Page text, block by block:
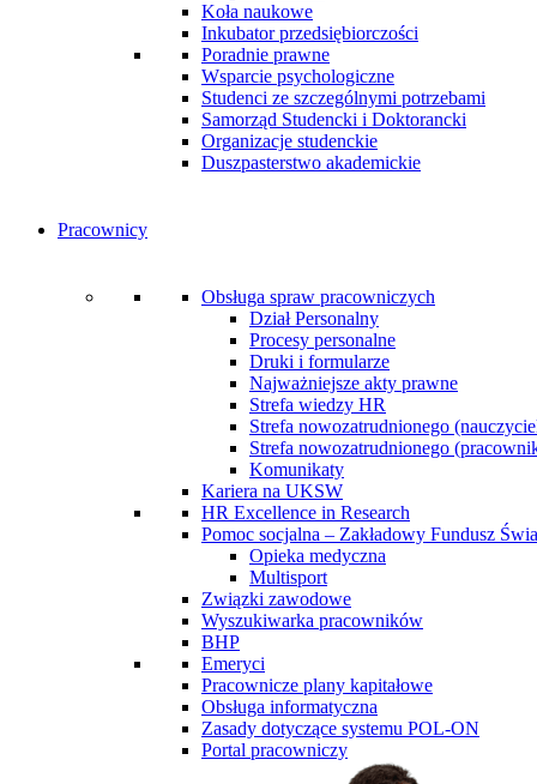
Koła naukowe
Inkubator przedsiębiorczości
Poradnie prawne
Wsparcie psychologiczne
Studenci ze szczególnymi potrzebami
Samorząd Studencki i Doktorancki
Organizacje studenckie
Duszpasterstwo akademickie
Pracownicy
Obsługa spraw pracowniczych
Dział Personalny
Procesy personalne
Druki i formularze
Najważniejsze akty prawne
Strefa wiedzy HR
Strefa nowozatrudnionego
Strefa nowozatrudnionego
Komunikaty
Kariera na UKSW
HR Excellence in Research
Pomoc socjalna – Zakładowy Fundusz
Opieka medyczna
Multisport
Związki zawodowe
Wyszukiwarka pracowników
BHP
Emeryci
Pracownicze plany kapitałowe
Obsługa informatyczna
Zasady dotyczące systemu POL-ON
Portal pracowniczy